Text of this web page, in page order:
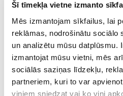
Šī tīmekļa vietne izmanto
Mēs izmantojam sīkfailus, lai
reklāmas, nodrošinātu sociālo
un analizētu mūsu datplūsmu.
izmantojat mūsu vietni, mēs
sociālās saziņas līdzekļu,
partneriem, kuri to var
viņiem sniedzat vai ko viņi
Dowel bit LEUCO,